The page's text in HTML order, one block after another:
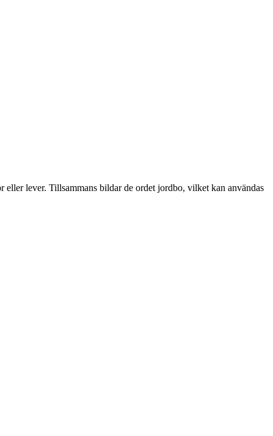
lever. Tillsammans bildar de ordet jordbo, vilket kan användas